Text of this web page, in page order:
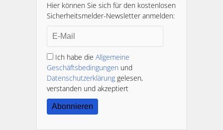
Hier können Sie sich für den kostenlosen
Sicherheitsmelder-Newsletter anmelden:
Ich habe die Allgemeine
Geschäftsbedingungen und
Datenschutzerklärung gelesen,
verstanden und akzeptiert
Abonnieren